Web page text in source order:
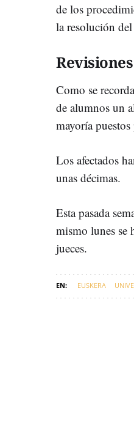
de los
la resolución
Revisiones
Como se
de alumnos un
mayoría
Los afectados
unas décimas.
Esta pasada
mismo lunes se
jueces.
EUSKERA